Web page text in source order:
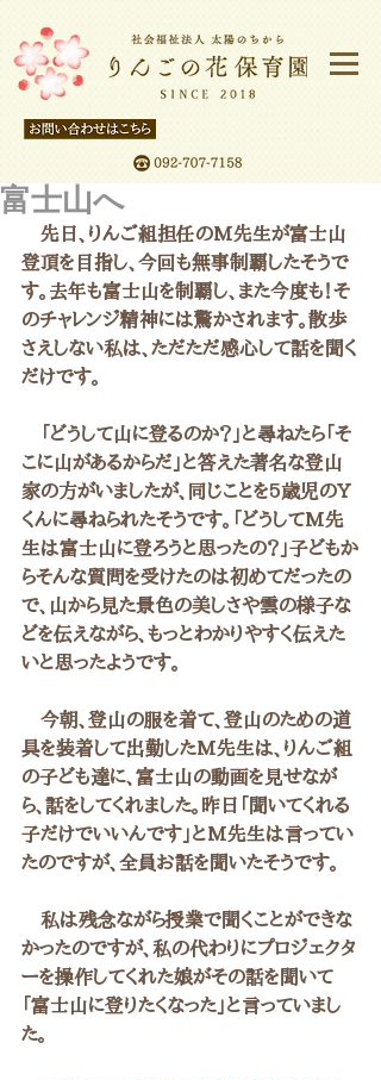
富士山へ
先日、りんご組担任のM先生が富士山
登頂を目指し、今回も無事制覇したそうで
す。去年も富士山を制覇し、また今度も！そ
のチャレンジ精神には驚かされます。散歩
さえしない私は、ただただ感心して話を聞く
だけです。
「どうして山に登るのか？」と尋ねたら「そ
こに山があるからだ」と答えた著名な登山
家の方がいましたが、同じことを5歳児のY
くんに尋ねられたそうです。「どうしてM先
生は富士山に登ろうと思ったの？」子どもか
らそんな質問を受けたのは初めてだったの
で、山から見た景色の美しさや雲の様子な
どを伝えながら、もっとわかりやすく伝えた
いと思ったようです。
今朝、登山の服を着て、登山のための道
具を装着して出勤したM先生は、りんご組
の子ども達に、富士山の動画を見せなが
ら、話をしてくれました。昨日「聞いてくれる
子だけでいいんです」とM先生は言ってい
たのですが、全員お話を聞いたそうです。
私は残念ながら授業で聞くことができな
かったのですが、私の代わりにプロジェクタ
ーを操作してくれた娘がその話を聞いて
「富士山に登りたくなった」と言っていまし
た。